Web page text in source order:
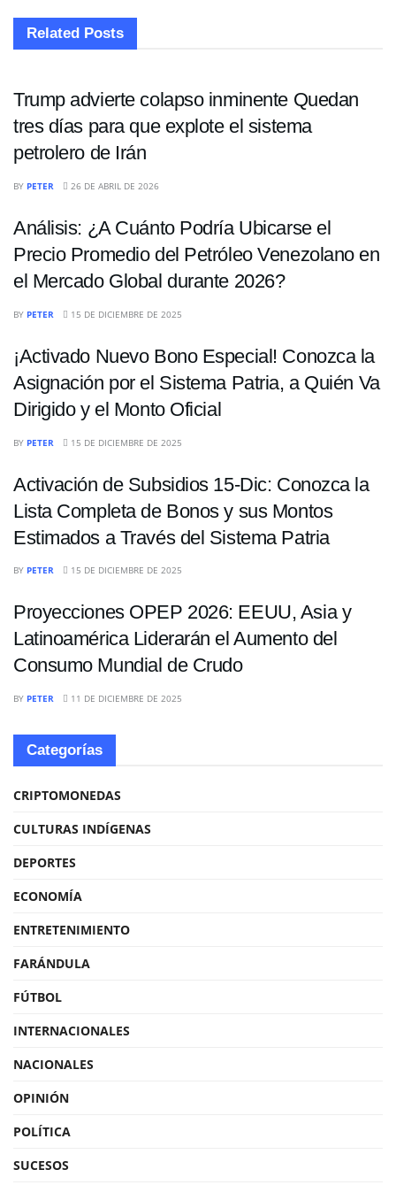
Related Posts
ECONOMÍA
Trump advierte colapso inminente Quedan
tres días para que explote el sistema
petrolero de Irán
BY PETER 26 DE ABRIL DE 2026
Análisis: ¿A Cuánto Podría Ubicarse el
Precio Promedio del Petróleo Venezolano en
el Mercado Global durante 2026?
BY PETER 15 DE DICIEMBRE DE 2025
¡Activado Nuevo Bono Especial! Conozca la
Asignación por el Sistema Patria, a Quién Va
Dirigido y el Monto Oficial
BY PETER 15 DE DICIEMBRE DE 2025
Activación de Subsidios 15-Dic: Conozca la
Lista Completa de Bonos y sus Montos
Estimados a Través del Sistema Patria
BY PETER 15 DE DICIEMBRE DE 2025
Proyecciones OPEP 2026: EEUU, Asia y
Latinoamérica Liderarán el Aumento del
Consumo Mundial de Crudo
BY PETER 11 DE DICIEMBRE DE 2025
Categorías
CRIPTOMONEDAS
CULTURAS INDÍGENAS
DEPORTES
ECONOMÍA
ENTRETENIMIENTO
FARÁNDULA
FÚTBOL
INTERNACIONALES
NACIONALES
OPINIÓN
POLÍTICA
SUCESOS